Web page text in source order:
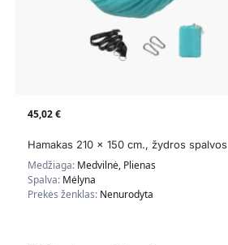
45,02€
Hamakas 210 x 150 cm., žydros spalvos
Medžiaga: Medvilnė, Plienas
Spalva: Mėlyna
Prekės ženklas: Nenurodyta